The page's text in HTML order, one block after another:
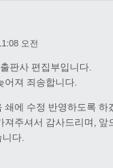
오전
판사 편집부입니다.
어져 죄송합니다.
쇄에 수정 반영하도록 하
져주셔서 감사드리며, 앞
니다.